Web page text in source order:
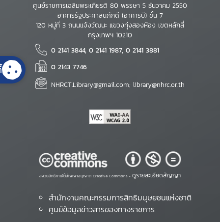
ศูนย์ราชการเฉลิมพระเกียรติ 80 พรรษา 5 ธันวาคม 2550
อาคารรัฐประศาสนภักดี (อาคารบี) ชั้น 7
120 หมู่ที่ 3 ถนนแจ้งวัฒนะ แขวงทุ่งสองห้อง เขตหลักสี่
กรุงเทพฯ 10210
0 2141 3844, 0 2141 1987, 0 2141 3881
0 2143 7746
NHRCT.Library@gmail.com; library@nhrc.or.th
สงวนสิทธิ์ภายใต้สัญญาอนุญาต Creative Commons • ดูรายละเอียดสัญญา
สำนักงานคณะกรรมการสิทธิมนุษยชนแห่งชาติ
ศูนย์ข้อมูลข่าวสารของทางราชการ